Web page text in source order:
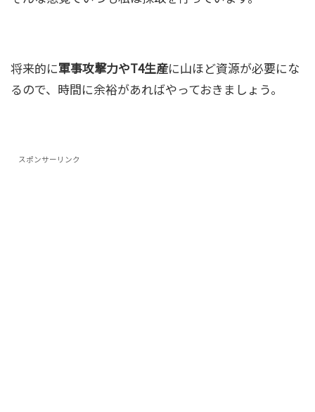
将来的に軍事攻撃力やT4生産に山ほど資源が必要にな
るので、時間に余裕があればやっておきましょう。
スポンサーリンク